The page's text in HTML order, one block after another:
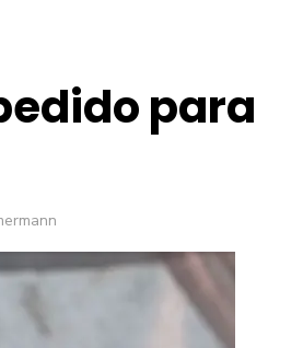
para